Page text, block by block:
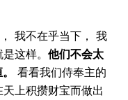
我不在乎当下， 我
这样。 他们不会太
看看我们侍奉主的
上积攒财宝而做出